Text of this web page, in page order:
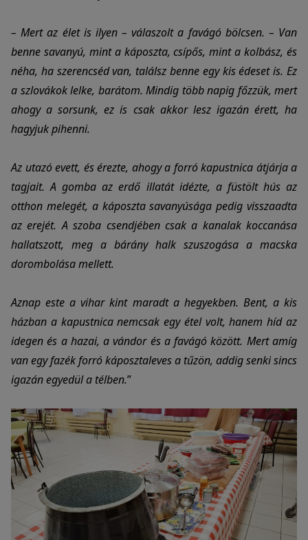
– Mert az élet is ilyen – válaszolt a favágó bölcsen. – Van
benne savanyú, mint a káposzta, csípős, mint a kolbász, és
néha, ha szerencséd van, találsz benne egy kisédesetis. Ez
a szlovákok lelke, barátom. Mindig több napig főzzük, mert
ahogy a sorsunk, ez is csak akkor lesz igazán érett, ha
hagyjuk pihenni.
Az utazó evett, és érezte, ahogy a forrókapustnica átjárja a
tagjait. A gomba az erdő illatát idézte, a füstölt hús az
otthon melegét, a káposzta savanyúsága pedig visszaadta
az erejét. A szoba csendjében csak a kanalak koccanása
hallatszott, meg a bárány halk szuszogása a macska
dorombolása mellett.
Aznap este a vihar kint maradt a hegyekben. Bent, a kis
házban a kapustnicanemcsak egy étel volt, hanem híd az
idegen és a hazai, a vándor és a favágó között. Mert amíg
van egy fazék forró káposztaleves a tűzön, addig senki sincs
igazán egyedül a télben.”